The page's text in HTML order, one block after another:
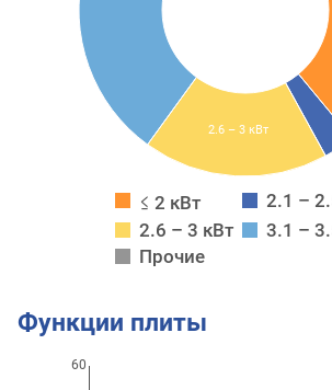
2.6 – 3 кВт
≤ 2 кВт
2.1 –
2.6 – 3 кВт
3.1 –
Прочие
Функции плиты